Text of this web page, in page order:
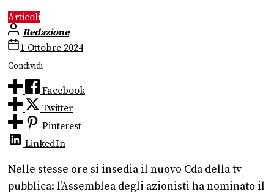
Articoli
Redazione
1 Ottobre 2024
Condividi
Facebook
Twitter
Pinterest
LinkedIn
Nelle stesse ore si insedia il nuovo Cda della tv
pubblica: l’Assemblea degli azionisti ha nominato il